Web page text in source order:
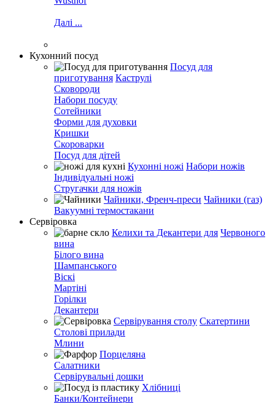
Далі ...
Кухонний посуд
Посуд для
приготування Каструлі
Сковороди
Набори посуду
Сотейники
Форми для духовки
Кришки
Скороварки
Посуд для дітей
Кухонні ножі Набори ножів
Індивідуальні ножі
Стругачки для ножів
Чайники, Френч-преси Чайники (газ)
Вакуумні термостакани
Сервіровка
Келихи та Декантери для Червоного
вина
Білого вина
Шампанського
Віскі
Мартіні
Горілки
Декантери
Сервірування столу Скатертини
Столові прилади
Млини
Порцеляна
Салатники
Сервірувальні дошки
Хлібниці
Банки/Контейнери